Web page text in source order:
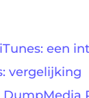
een
vergelijking